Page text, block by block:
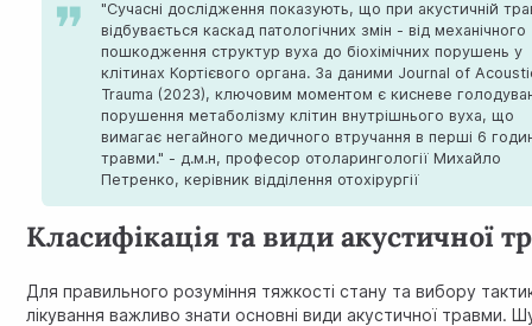
"Сучасні дослідження показують, що при акустичній
відбувається каскад патологічних змін - від механічного
пошкодження структур вуха до біохімічних порушень у
клітинах Кортієвого органа. За даними Journal of
Trauma (2023), ключовим моментом є кисневе
порушення метаболізму клітин внутрішнього вуха, що
вимагає негайного медичного втручання в перші 6
травми." - д.м.н, професор отоларингології Михайло
Петренко, керівник відділення отохірургії
Класифікація та види акустичної
Для правильного розуміння тяжкості стану та вибору
лікування важливо знати основні види акустичної травми.